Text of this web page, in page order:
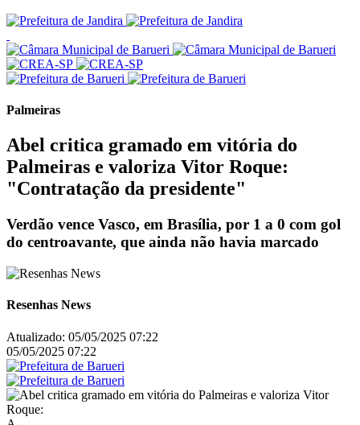
Palmeiras
Abel critica gramado em vitória do
Palmeiras e valoriza Vitor Roque:
"Contratação da presidente"
Verdão vence Vasco, em Brasília, por 1 a 0 com gol
do centroavante, que ainda não havia marcado
Resenhas News
Atualizado: 05/05/2025 07:22
05/05/2025 07:22